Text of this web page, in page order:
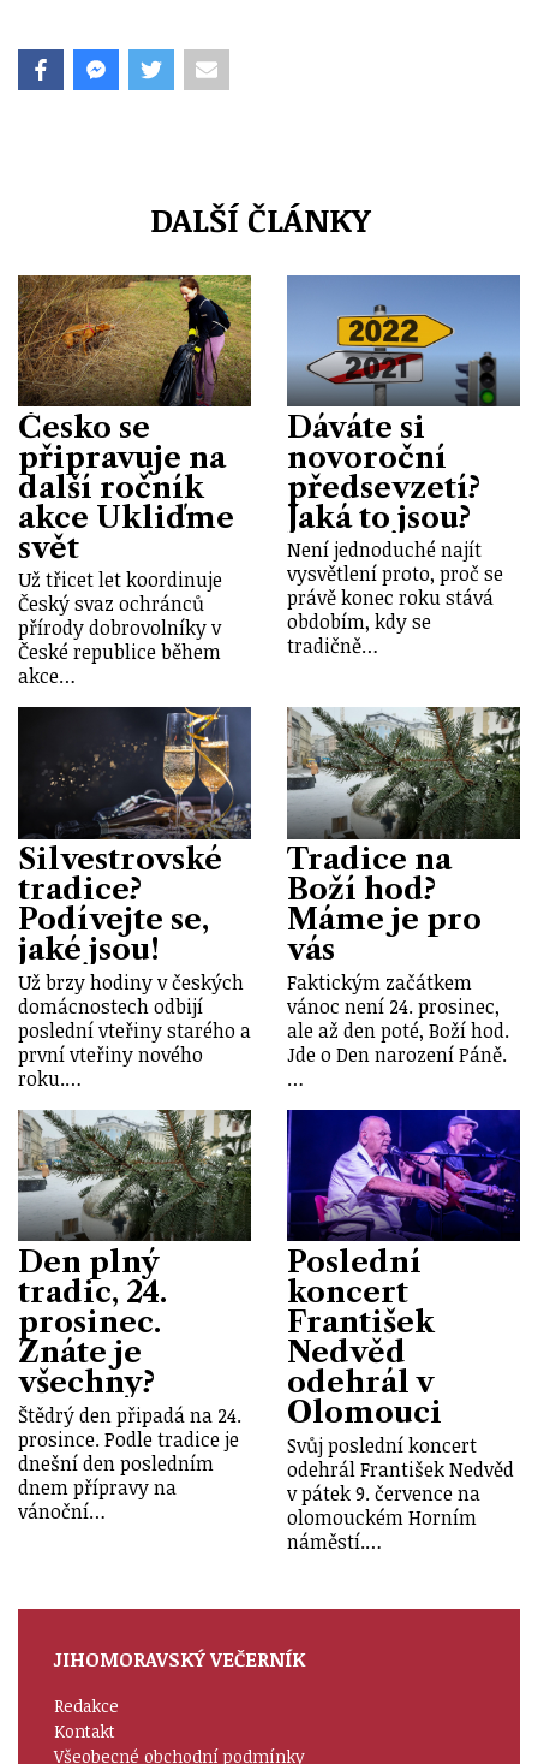
DALŠÍ ČLÁNKY
Česko se
připravuje na
další ročník
akce Ukliďme
svět
Už třicet let koordinuje
Český svaz ochránců
přírody dobrovolníky v
České republice během
akce…
Dáváte si
novoroční
předsevzetí?
Jaká to jsou?
Není jednoduché najít
vysvětlení proto, proč se
právě konec roku stává
obdobím, kdy se
tradičně…
Silvestrovské
tradice?
Podívejte se,
jaké jsou!
Už brzy hodiny v českých
domácnostech odbijí
poslední vteřiny starého a
první vteřiny nového
roku.…
Tradice na
Boží hod?
Máme je pro
vás
Faktickým začátkem
vánoc není 24. prosinec,
ale až den poté, Boží hod.
Jde o Den narození Páně.
…
Den plný
tradic, 24.
prosinec.
Znáte je
všechny?
Štědrý den připadá na 24.
prosince. Podle tradice je
dnešní den posledním
dnem přípravy na
vánoční…
Poslední
koncert
František
Nedvěd
odehrál v
Olomouci
Svůj poslední koncert
odehrál František Nedvěd
v pátek 9. července na
olomouckém Horním
náměstí.…
JIHOMORAVSKÝ VEČERNÍK
Redakce
Kontakt
Všeobecné obchodní podmínky